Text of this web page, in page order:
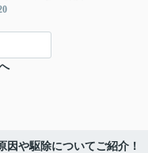
因や駆除についてご紹介！